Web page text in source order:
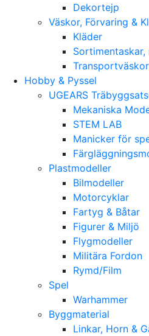
Dekortejp
Väskor, Förvaring &
Kläder
Sortimentaskar,
Transportväskor
Hobby & Pyssel
UGEARS
Mekaniska
STEM LAB
Manicker för
Plastmodeller
Bilmodeller
Motorcyklar
Fartyg & Båtar
Figurer & Miljö
Flygmodeller
Militära Fordon
Rymd/Film
Spel
Warhammer
Byggmaterial
Linkar, Horn &